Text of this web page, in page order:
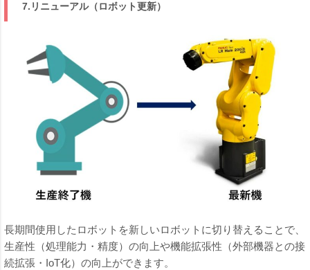
7.リニューアル（ロボット更新）
長期間使用したロボットを新しいロボットに切り替えることで、
生産性（処理能力・精度）の向上や機能拡張性（外部機器との接
続拡張・IoT化）の向上ができます。